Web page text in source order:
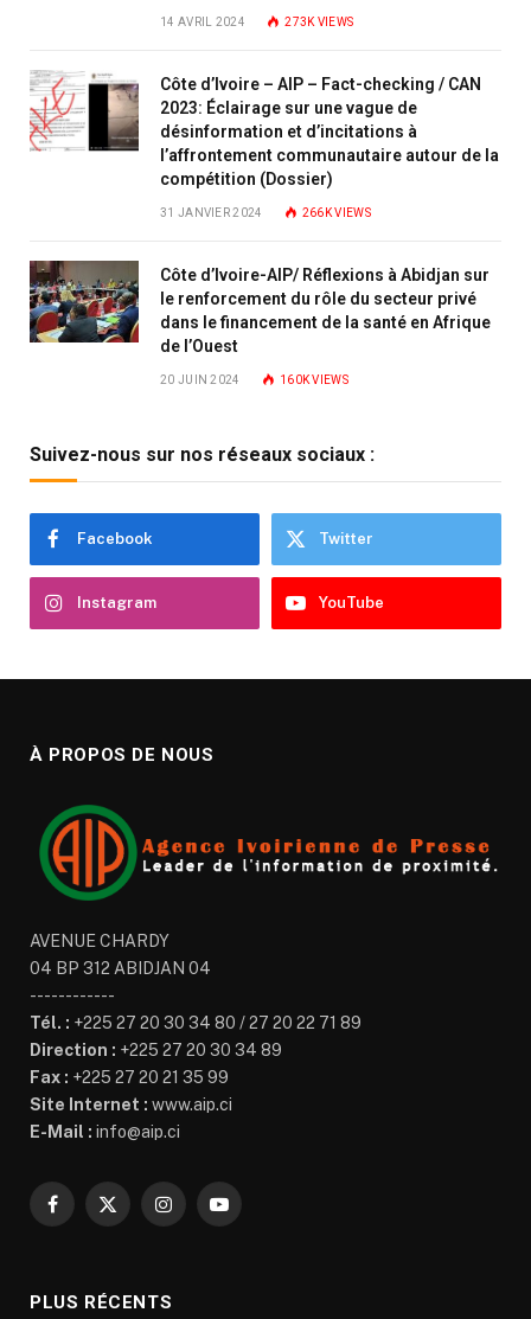
14 AVRIL 2024 273KVIEWS
Côte d’Ivoire – AIP – Fact-checking / CAN
2023: Éclairage sur une vague de
désinformation et d’incitations à
l’affrontement communautaire autour de la
compétition (Dossier)
31 JANVIER 2024 266KVIEWS
Côte d’Ivoire-AIP/ Réflexions à Abidjan sur
le renforcement du rôle du secteur privé
dans le financement de la santé en Afrique
de l’Ouest
20 JUIN 2024 160KVIEWS
Suivez-nous sur nos réseaux sociaux :
Facebook Twitter
Instagram YouTube
À PROPOS DE NOUS
AVENUE CHARDY
04 BP 312 ABIDJAN 04
------------
Tél. : +225 27 20 30 34 80 / 27 20 22 71 89
Direction : +225 27 20 30 34 89
Fax : +225 27 20 21 35 99
Site Internet : www.aip.ci
E-Mail : info@aip.ci
Facebook
X
InstagramYouTube
PLUS RÉCENTS